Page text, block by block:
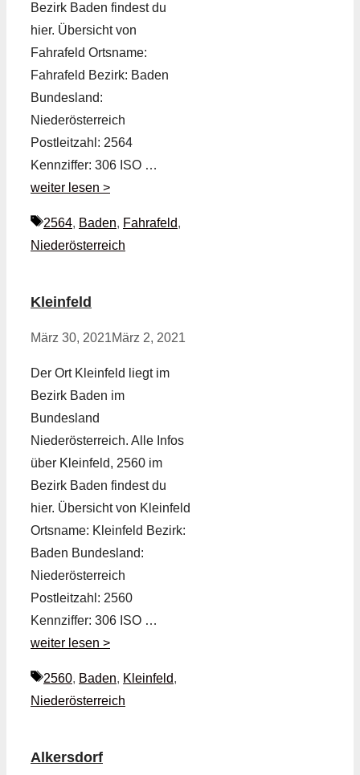
Bezirk Baden findest du
hier. Übersicht von
Fahrafeld Ortsname:
Fahrafeld Bezirk: Baden
Bundesland:
Niederösterreich
Postleitzahl: 2564
Kennziffer: 306 ISO …
weiter lesen >
Schlagwörter
2564, Baden, Fahrafeld,
Niederösterreich
Kleinfeld
März 30, 2021März 2, 2021
Der Ort Kleinfeld liegt im
Bezirk Baden im
Bundesland
Niederösterreich. Alle Infos
über Kleinfeld, 2560 im
Bezirk Baden findest du
hier. Übersicht von Kleinfeld
Ortsname: Kleinfeld Bezirk:
Baden Bundesland:
Niederösterreich
Postleitzahl: 2560
Kennziffer: 306 ISO …
weiter lesen >
Schlagwörter
2560, Baden, Kleinfeld,
Niederösterreich
Alkersdorf